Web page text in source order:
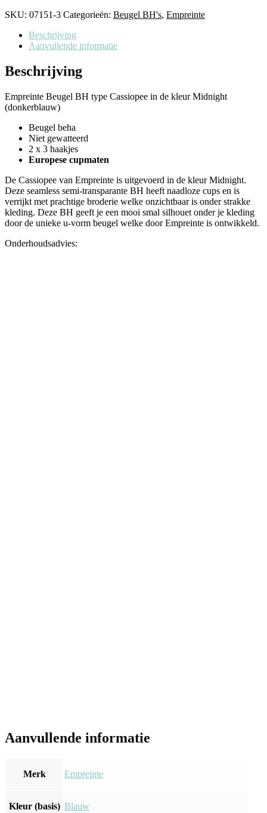
SKU: 07151-3 Categorieën: Beugel BH's, Empreinte
Beschrijving
Aanvullende informatie
Beschrijving
Empreinte Beugel BH type Cassiopee in de kleur Midnight
(donkerblauw)
Beugel beha
Niet gewatteerd
2 x 3 haakjes
Europese cupmaten
De Cassiopee van Empreinte is uitgevoerd in de kleur Midnight.
Deze seamless semi-transparante BH heeft naadloze cups en is
verrijkt met prachtige broderie welke onzichtbaar is onder strakke
kleding. Deze BH geeft je een mooi smal silhouet onder je kleding
door de unieke u-vorm beugel welke door Empreinte is ontwikkeld.
Onderhoudsadvies:
Aanvullende informatie
Merk Empreinte
Kleur (basis) Blauw